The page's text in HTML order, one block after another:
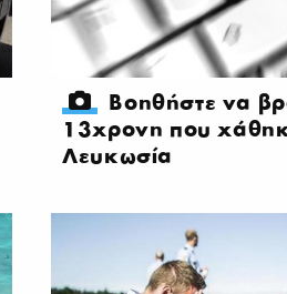
Βοηθήστε να
13χρονη που
Λευκωσία